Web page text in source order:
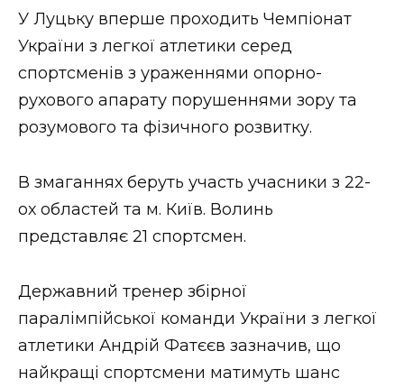
ЗАКАРПАТСЬКІ НОВИНИ
ФОТО
ВІДЕО
У Луцьку вперше проходить Чемпіонат
України з легкої атлетики серед
спортсменів з ураженнями опорно-
рухового апарату порушеннями зору та
розумового та фізичного розвитку.
В змаганнях беруть участь учасники з 22-
ох областей та м. Київ. Волинь
представляє 21 спортсмен.
Державний тренер збірної
паралімпійської команди України з легкої
атлетики Андрій Фатєєв зазначив, що
найкращі спортсмени матимуть шанс